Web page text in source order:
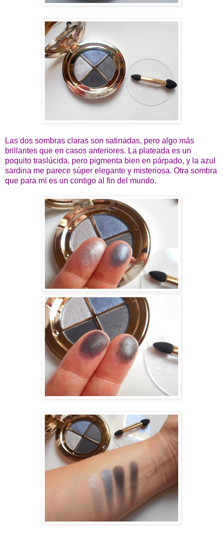
Las dos sombras claras son satinadas, pero algo más
brillantes que en casos anteriores. La plateada es un
poquito traslúcida, pero pigmenta bien en párpado, y la azul
sardina me parece súper elegante y misteriosa. Otra sombra
que para mí es un contigo al fin del mundo.